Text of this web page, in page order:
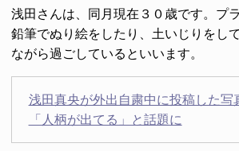
浅田さんは、同月現在３０歳です。プ
鉛筆でぬり絵をしたり、土いじりをし
ながら過ごしているといいます。
浅田真央が外出自粛中に投稿した
「人柄が出てる」と話題に